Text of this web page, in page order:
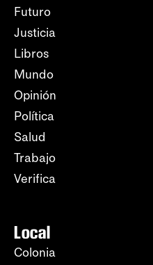
Futuro
Justicia
Libros
Mundo
Opinión
Política
Salud
Trabajo
Verifica
Local
Colonia